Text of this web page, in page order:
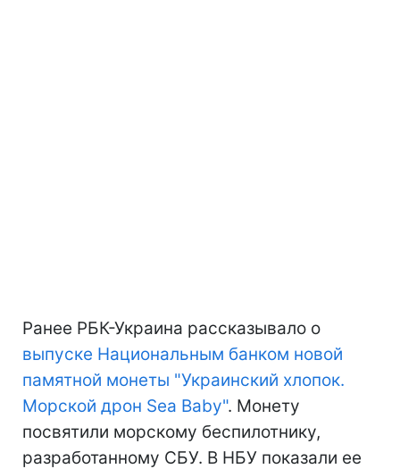
Ранее РБК-Украина рассказывало о
выпуске Национальным банком новой
памятной монеты "Украинский хлопок.
Морской дрон Sea Baby". Монету
посвятили морскому беспилотнику,
разработанному СБУ. В НБУ показали ее